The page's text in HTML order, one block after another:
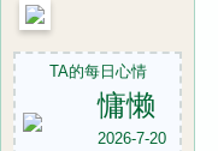
TA的每日心情
慵懒
2026-7-20